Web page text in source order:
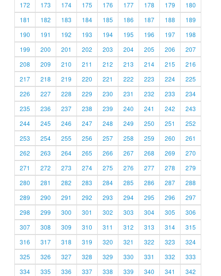
172
173 174 175 176 177 178 179
180
181
182 183 184 185 186 187 188
189
190
191 192 193 194 195 196 197
198
199
200 201 202 203 204 205 206
207
208
209 210 211 212 213 214 215
216
217
218 219 220 221 222 223 224
225
226
227 228 229 230 231 232 233
234
235
236 237 238 239 240 241 242
243
244
245 246 247 248 249 250 251
252
253
254 255 256 257 258 259 260
261
262
263 264 265 266 267 268 269
270
271
272 273 274 275 276 277 278
279
280
281 282 283 284 285 286 287
288
289
290 291 292 293 294 295 296
297
298
299 300 301 302 303 304 305
306
307
308 309 310 311 312 313 314
315
316
317 318 319 320 321 322 323
324
325
326 327 328 329 330 331 332
333
334
335 336 337 338 339 340 341 342